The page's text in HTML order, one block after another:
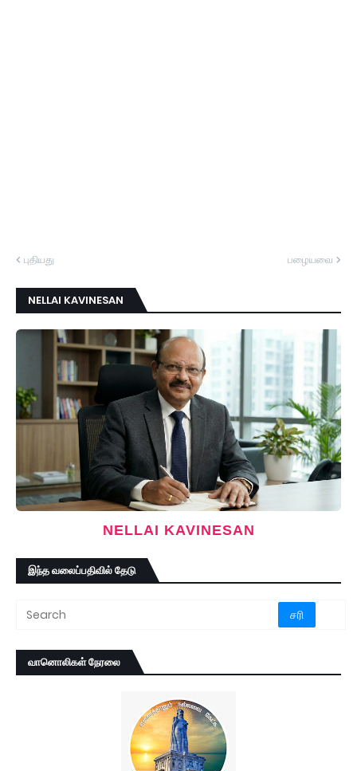
புதியது பழையவை
NELLAI KAVINESAN
NELLAI KAVINESAN
இந்த வலைப்பதிவில் தேடு
வானொலிகள் நேரலை